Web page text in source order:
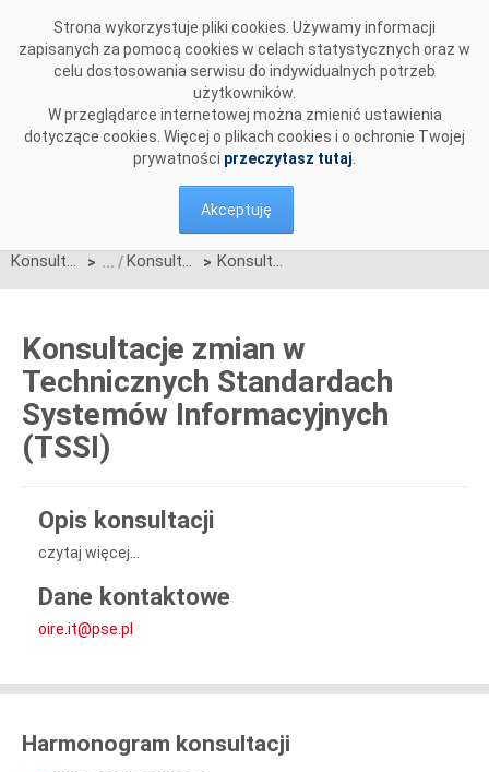
Strona wykorzystuje pliki cookies. Używamy informacji
zapisanych za pomocą cookies w celach statystycznych oraz w
celu dostosowania serwisu do indywidualnych potrzeb
użytkowników.
W przeglądarce internetowej można zmienić ustawienia
dotyczące cookies. Więcej o plikach cookies i o ochronie Twojej
prywatności przeczytasz tutaj
Akceptuję
Konsultacje > Konsultacje aktywne > Konsultacje zmian w Technicznych Standardach Systemów Informacyjnych (TSSI)
Konsultacje zmian w
Technicznych Standardach
Systemów Informacyjnych
(TSSI)
Opis konsultacji
czytaj więcej...
Dane kontaktowe
oire.it@pse.pl
Harmonogram konsultacji